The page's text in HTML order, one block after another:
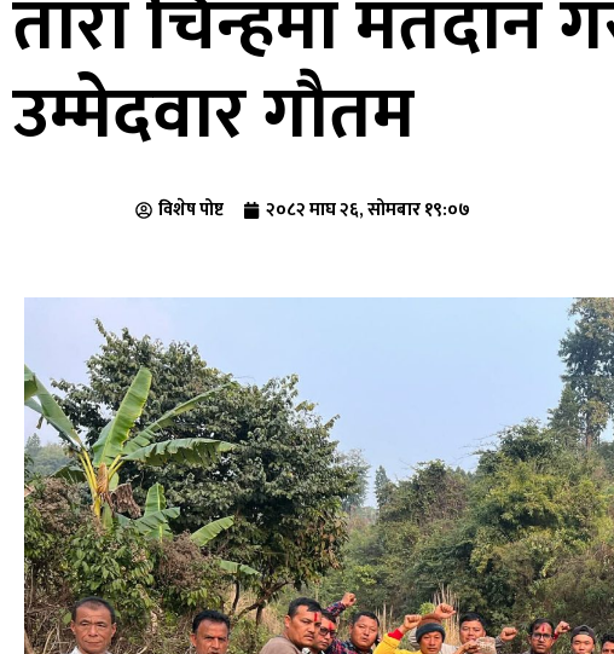
तारा चिन्हमा
उम्मेदवार गौतम
विशेष पोष्ट २०८२ माघ २६, सोमबार १९:०७